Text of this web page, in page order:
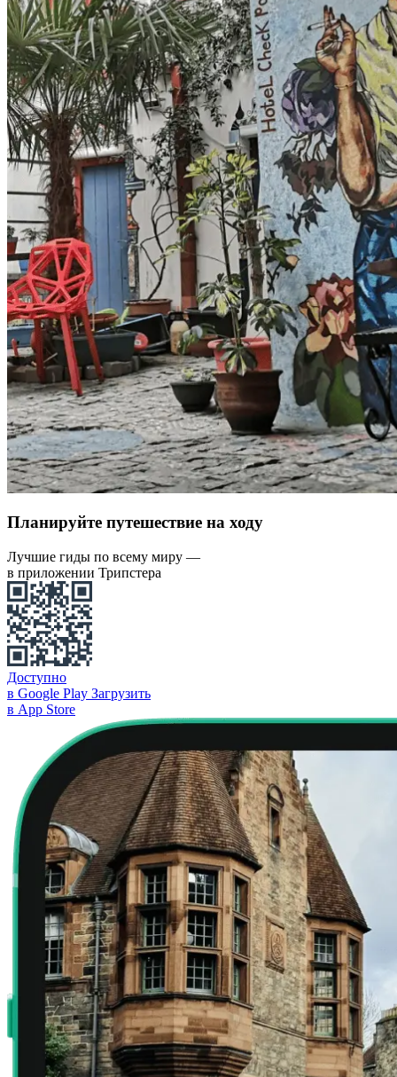
Планируйте путешествие на ходу
Лучшие гиды по всему миру —
в приложении Трипстера
Доступно
в Google Play Загрузить
в App Store